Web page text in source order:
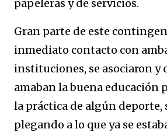
papeleras y de servicios.
Gran parte de este
inmediato contacto con
instituciones, se asociaron y
amaban la buena educación
la práctica de algún deporte,
plegando a lo que ya se